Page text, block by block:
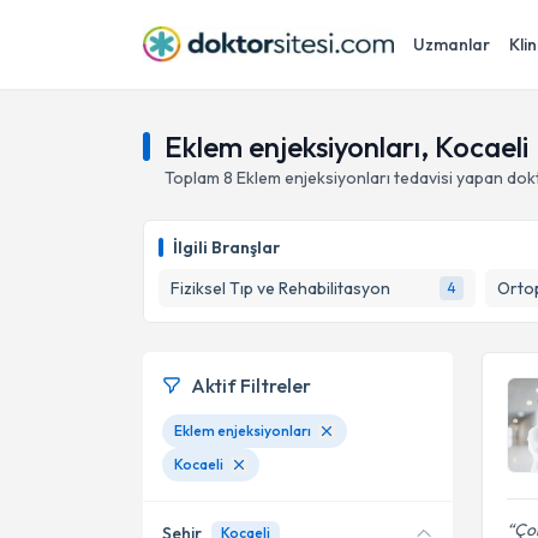
Uzmanlar
Eklem enjeksiyonları, Kocaeli
Toplam 8 Eklem enjeksiyonları tedavisi yapan
İlgili Branşlar
Fiziksel Tıp ve Rehabilitasyon
4
Aktif Filtreler
Eklem enjeksiyonları
Kocaeli
Şehir Kocaeli